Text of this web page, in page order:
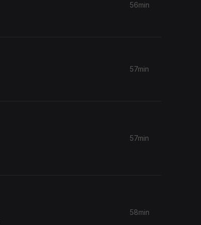
56min
57min
57min
58min